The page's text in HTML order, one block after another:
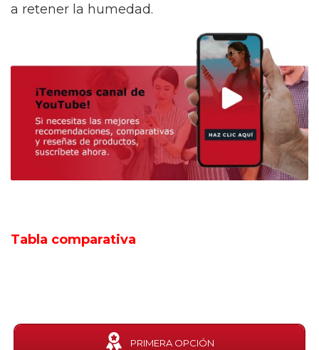
a retener la humedad.
Tabla comparativa
PRIMERA OPCIÓN